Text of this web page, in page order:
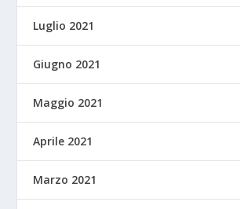
Luglio 2021
Giugno 2021
Maggio 2021
Aprile 2021
Marzo 2021